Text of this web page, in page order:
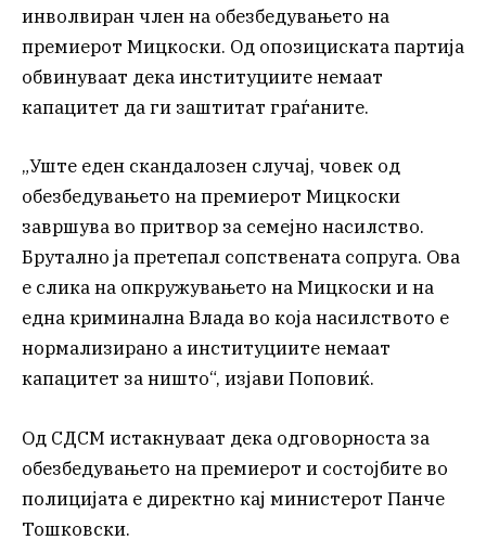
инволвиран член на обезбедувањето на
премиерот Мицкоски. Од опозициската партија
обвинуваат дека институциите немаат
капацитет да ги заштитат граѓаните.
„Уште еден скандалозен случај, човек од
обезбедувањето на премиерот Мицкоски
завршува во притвор за семејно насилство.
Брутално ја претепал сопствената сопруга. Ова
е слика на опкружувањето на Мицкоски и на
една криминална Влада во која насилството е
нормализирано а институциите немаат
капацитет за ништо“, изјави Поповиќ.
Од СДСМ истакнуваат дека одговорноста за
обезбедувањето на премиерот и состојбите во
полицијата е директно кај министерот Панче
Тошковски.